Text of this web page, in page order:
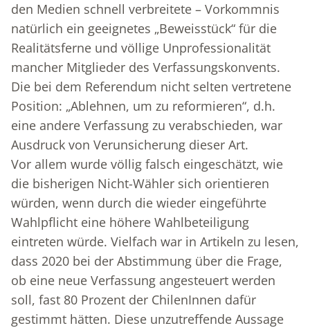
den Medien schnell verbreitete – Vorkommnis
natürlich ein geeignetes „Beweisstück“ für die
Realitätsferne und völlige Unprofessionalität
mancher Mitglieder des Verfassungskonvents.
Die bei dem Referendum nicht selten vertretene
Position: „Ablehnen, um zu reformieren“, d.h.
eine andere Verfassung zu verabschieden, war
Ausdruck von Verunsicherung dieser Art.
Vor allem wurde völlig falsch eingeschätzt, wie
die bisherigen Nicht-Wähler sich orientieren
würden, wenn durch die wieder eingeführte
Wahlpflicht eine höhere Wahlbeteiligung
eintreten würde. Vielfach war in Artikeln zu lesen,
dass 2020 bei der Abstimmung über die Frage,
ob eine neue Verfassung angesteuert werden
soll, fast 80 Prozent der ChilenInnen dafür
gestimmt hätten. Diese unzutreffende Aussage